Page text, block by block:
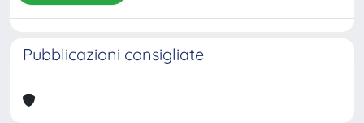
Pubblicazioni consigliate